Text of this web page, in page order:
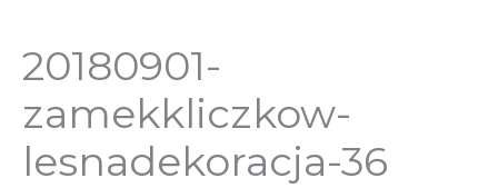
20180901-
zamekkliczkow-
lesnadekoracja-36